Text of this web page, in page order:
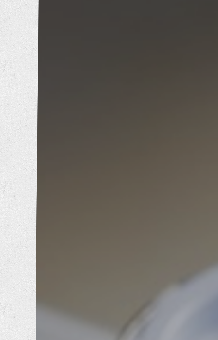
防音工事
屋根葺き替え工事
内装工事